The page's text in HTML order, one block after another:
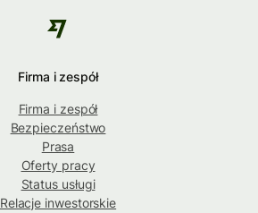
Firma i zespół
Firma i zespół
Bezpieczeństwo
Prasa
Oferty pracy
Status usługi
Relacje inwestorskie